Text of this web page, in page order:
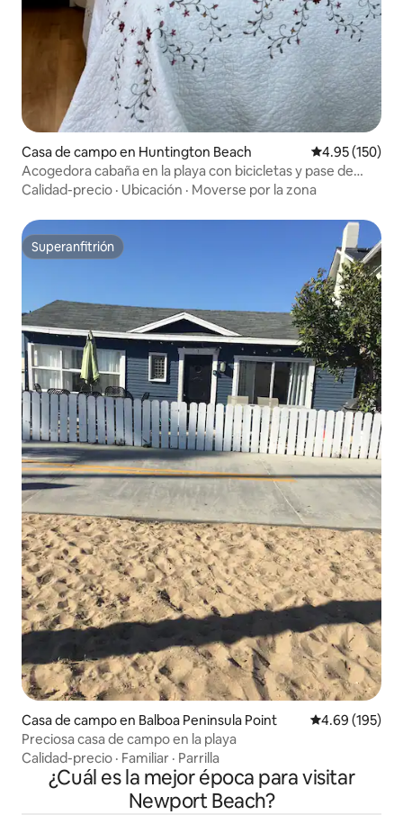
Casa de campo en Huntington Beach Calificación
4.95 (150)
Acogedora cabaña en la playa con bicicletas y pase de
playa
Calidad-precio · Ubicación · Moverse por la zona
Superanfitrión
Superanfitrión
Casa de campo en Balboa Peninsula Point Calificación
4.69 (195)
Preciosa casa de campo en la playa
Calidad-precio · Familiar · Parrilla
¿Cuál es la mejor época para visitar
Newport Beach?